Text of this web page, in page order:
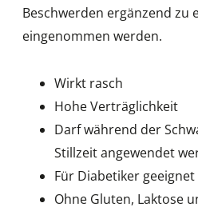
Beschwerden ergänzend zu
eingenommen werden.
Wirkt rasch
Hohe Verträglichkeit
Darf während der
Stillzeit angewendet
Für Diabetiker
Ohne Gluten, Laktose